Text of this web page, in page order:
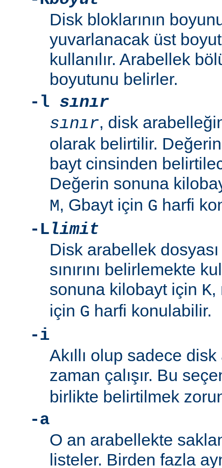
Disk bloklarının
yuvarlanacak üst
kullanılır. Arabellek
boyutunu belirler.
-l sınır
sınır, disk
olarak belirtilir.
bayt cinsinden
Değerin sonuna
M, Gbayt için G harfi
-Llimit
Disk arabellek
sınırını belirlemekte
sonuna kilobayt için K,
için G harfi konulabilir.
-i
Akıllı olup sadece
zaman çalışır. Bu
birlikte belirtilmek
-a
O an arabellekte
listeler. Birden fazla